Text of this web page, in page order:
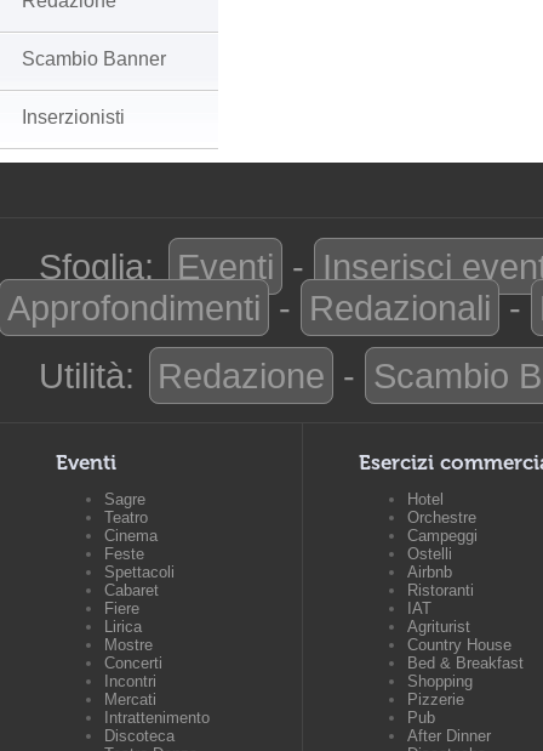
Scambio Banner
Inserzionisti
Sfoglia: Eventi - Inserisci
Approfondimenti - Redazionali -
Utilità:
Redazione - Scambio
Eventi
Sagre
Teatro
Cinema
Feste
Spettacoli
Cabaret
Fiere
Lirica
Mostre
Concerti
Incontri
Mercati
Intrattenimento
Discoteca
Esercizi
Hotel
Orchestre
Campeggi
Ostelli
Airbnb
Ristoranti
IAT
Agriturist
Country House
Bed & Breakfast
Shopping
Pizzerie
Pub
After Dinner